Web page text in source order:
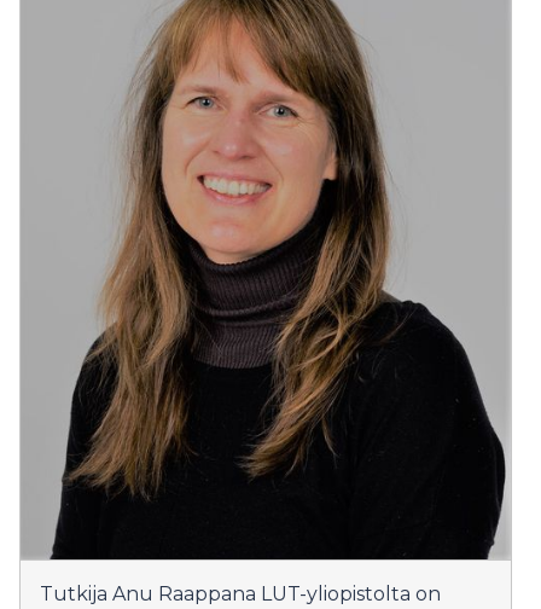
Tutkija Anu Raappana LUT-yliopistolta on